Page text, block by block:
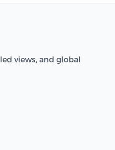
views, and global